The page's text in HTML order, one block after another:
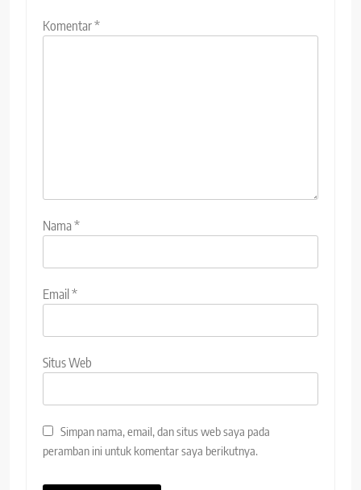
Komentar*
Nama*
Email *
Situs Web
Simpan nama, email, dan situs web saya pada
peramban ini untuk komentar saya berikutnya.